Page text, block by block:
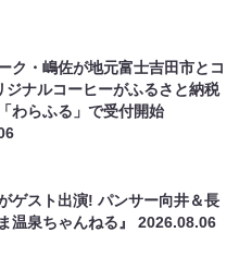
ク・嶋佐が地元富士吉田市とコ
ジナルコーヒーがふるさと納税
わらふる」で受付開始
ゲスト出演! パンサー向井＆長
温泉ちゃんねる』2026.08.06